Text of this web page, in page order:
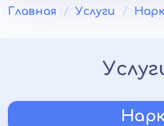
Главная Услуги